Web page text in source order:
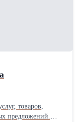
товаров,
предложений.